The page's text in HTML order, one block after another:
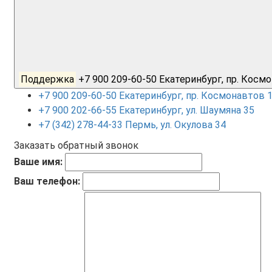
Поддержка +7 900 209-60-50 Екатеринбург, пр.
+7 900 209-60-50 Екатеринбург, пр. Космонавтов
+7 900 202-66-55 Екатеринбург, ул. Шаумяна 35
+7 (342) 278-44-33 Пермь, ул. Окулова 34
Заказать обратный звонок
Ваше имя:
Ваш телефон: